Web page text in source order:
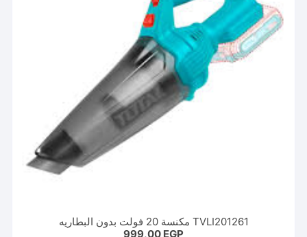
TVLI201261 مكنسة 20 فولت بدون البطاريه
999,00 EGP